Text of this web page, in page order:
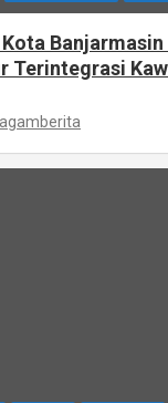
Kota
Terintegrasi